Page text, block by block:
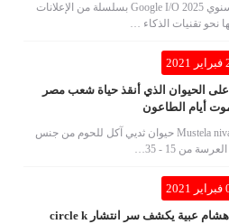
اختتمت شركة جوجل مؤتمرها السنوي Google I/O 2025 بسلسلة من الإعلانات
نحو تقنيات الذكاء …
الحيوان الذي أنقذ حياة شعب مصر
أيام الطاعون
العرسة المصرية أو ابن عرس Mustela nivalis حيوان ثديي آكل للحوم من جنس
محمد هشام عبية يكشف سر انتشار circle k